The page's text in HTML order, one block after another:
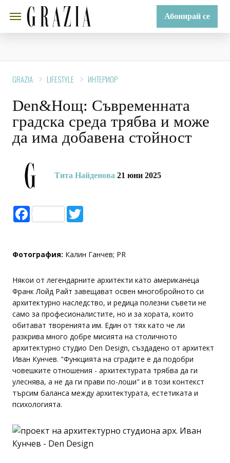
Абонирай се
GRAZIA LIFESTYLE ИНТЕРИОР
Den&Нощ: Съвременната
градска среда трябва и може
да има добавена стойност
Тита Найденова 21 юни 2025
Facebook
Фотография: Калин Ганчев; PR
Някои от легендарните архитекти като американеца
Франк Лойд Райт завещават освен многобройното си
архитектурно наследство, и редица полезни съвети не
само за професионалистите, но и за хората, които
обитават творенията им. Един от тях като че ли
разкрива много добре мисията на столичното
архитектурно студио Den Design, създадено от архитект
Иван Кунчев. "Функцията на сградите е да подобри
човешките отношения - архитектурата трябва да ги
улеснява, а не да ги прави по-лоши" и в този контекст
търсим баланса между архитектурата, естетиката и
психологията.